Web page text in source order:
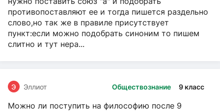
противопоставляют ее и тогда пишется раздельно
слово,но так же в правиле присутствует
пункт:если можно подобрать синоним то пишем
слитно и тут нера...
Обществознание 9 класс
Э Эллиот
Можно ли поступить на философию после 9